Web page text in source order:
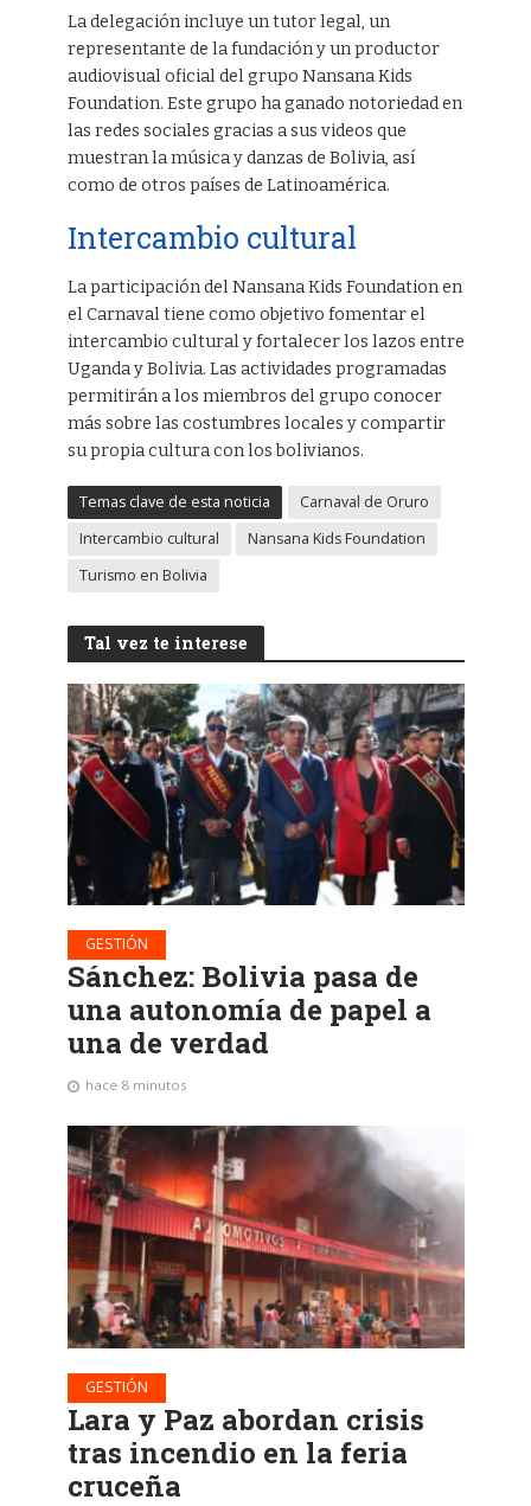
La delegación incluye un tutor legal, un
representante de la fundación y un productor
audiovisual oficial del grupo Nansana Kids
Foundation. Este grupo ha ganado notoriedad en
las redes sociales gracias a sus videos que
muestran la música y danzas de Bolivia, así
como de otros países de Latinoamérica.
Intercambio cultural
La participación del Nansana Kids Foundation en
el Carnaval tiene como objetivo fomentar el
intercambio cultural y fortalecer los lazos entre
Uganda y Bolivia. Las actividades programadas
permitirán a los miembros del grupo conocer
más sobre las costumbres locales y compartir
su propia cultura con los bolivianos.
Temas clave de esta noticia
Carnaval de Oruro
Intercambio cultural
Nansana Kids Foundation
Turismo en Bolivia
Tal vez te interese
GESTIÓN
Sánchez: Bolivia pasa de
una autonomía de papel a
una de verdad
hace 8 minutos
GESTIÓN
Lara y Paz abordan crisis
tras incendio en la feria
cruceña